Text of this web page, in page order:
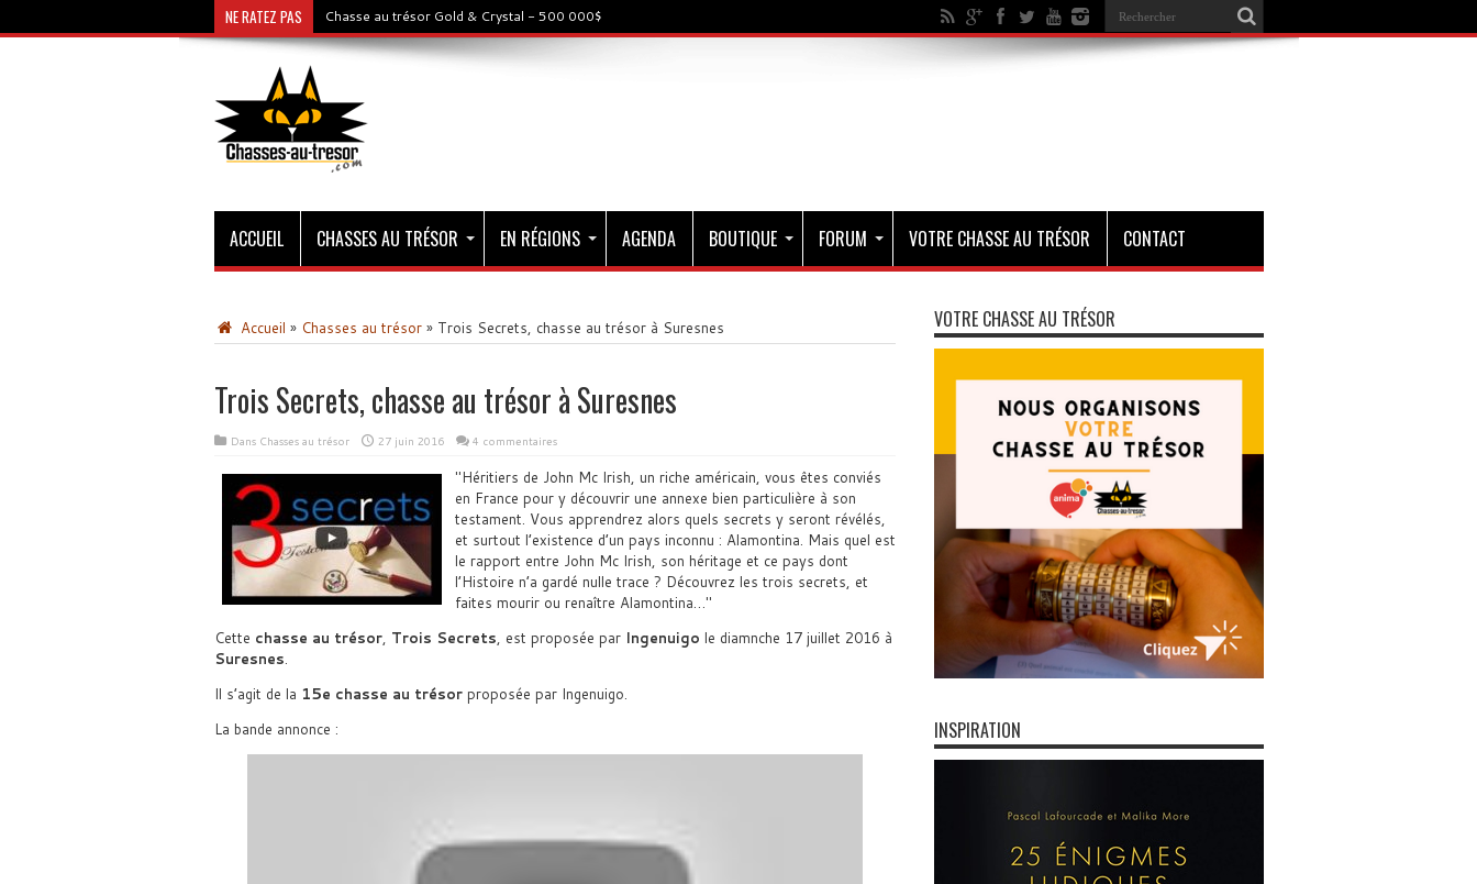
NE RATEZ PAS Exkalibur – Chasse au trésor par le Puy du Fou - 250 000€
ACCUEIL CHASSES AU TRÉSOR EN RÉGIONS AGENDA BOUTIQUE FORUM VOTRE CHASSE AU TRÉSOR CONTACT
Accueil » Chasses au trésor » Trois Secrets, chasse au trésor à Suresnes
Trois Secrets, chasse au trésor à Suresnes
Dans Chasses au trésor 27 juin 2016 4 commentaires
Héritiers de John Mc Irish, un riche américain, vous êtes conviés
en France pour y découvrir une annexe bien particulière à son
testament. Vous apprendrez alors quels secrets y seront révélés,
et surtout l’existence d’un pays inconnu : Alamontina. Mais quel est
le rapport entre John Mc Irish, son héritage et ce pays dont
l’Histoire n’a gardé nulle trace ? Découvrez les trois secrets, et
faites mourir ou renaître Alamontina…
Cette chasse au trésor, Trois Secrets, est proposée par Ingenuigo le diamnche 17 juillet 2016 à
Suresnes.
Il s’agit de la 15e chasse au trésorproposée par Ingenuigo.
La bande annonce :
VOTRE CHASSE AU TRÉSOR
INSPIRATION